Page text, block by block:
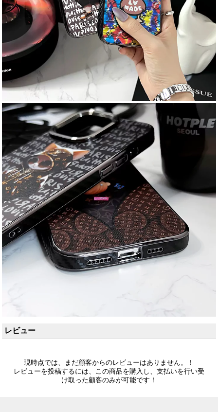
レビュー
現時点では、まだ顧客からのレビューはありません。！
レビューを投稿するには、この商品を購入し、支払いを行い受
け取った顧客のみが可能です！